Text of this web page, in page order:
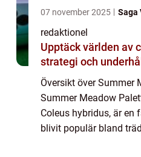
07 november 2025 Saga
redaktionel
Upptäck världen av
strategi och
Översikt över Summer
Summer Meadow
Coleus hybridus, är en
blivit populär bland